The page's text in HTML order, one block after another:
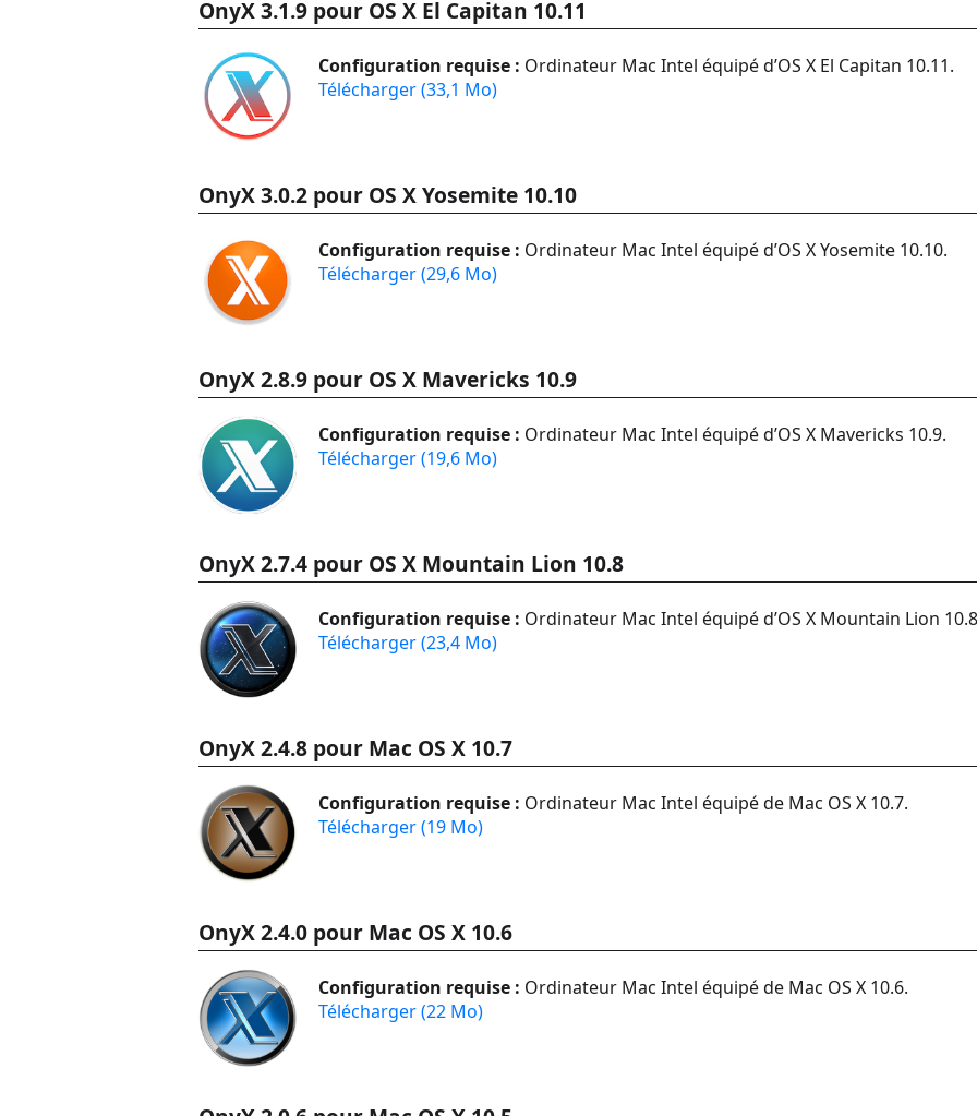
OnyX 3.1.9 pour OS X El Capitan 10.11
Configuration requise : Ordinateur Mac Intel équipé d’OS X El Capitan 10.11.
Télécharger (33,1 Mo)
OnyX 3.0.2 pour OS X Yosemite 10.10
Configuration requise : Ordinateur Mac Intel équipé d’OS X Yosemite 10.10.
Télécharger (29,6 Mo)
OnyX 2.8.9 pour OS X Mavericks 10.9
Configuration requise : Ordinateur Mac Intel équipé d’OS X Mavericks 10.9.
Télécharger (19,6 Mo)
OnyX 2.7.4 pour OS X Mountain Lion 10.8
Configuration requise : Ordinateur Mac Intel équipé d’OS X Mountain Lion
Télécharger (23,4 Mo)
OnyX 2.4.8 pour Mac OS X 10.7
Configuration requise : Ordinateur Mac Intel équipé de Mac OS X 10.7.
Télécharger (19 Mo)
OnyX 2.4.0 pour Mac OS X 10.6
Configuration requise : Ordinateur Mac Intel équipé de Mac OS X 10.6.
Télécharger (22 Mo)